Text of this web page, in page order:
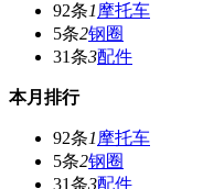
92条1 摩托车
5条2钢圈
31条3配件
本月排行
92条1 摩托车
5条2钢圈
31条3配件